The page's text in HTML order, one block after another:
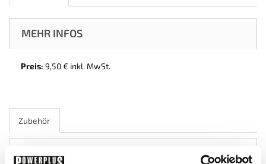
MEHR INFOS
Preis: 9,50 € inkl. MwSt.
Zubehör